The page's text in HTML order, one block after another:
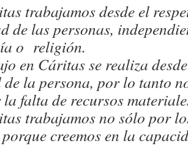
trabajamos desde el
de las personas,
o religión.
en Cáritas se realiza
la persona, por lo tanto
falta de recursos
trabajamos no sólo por
creemos en la